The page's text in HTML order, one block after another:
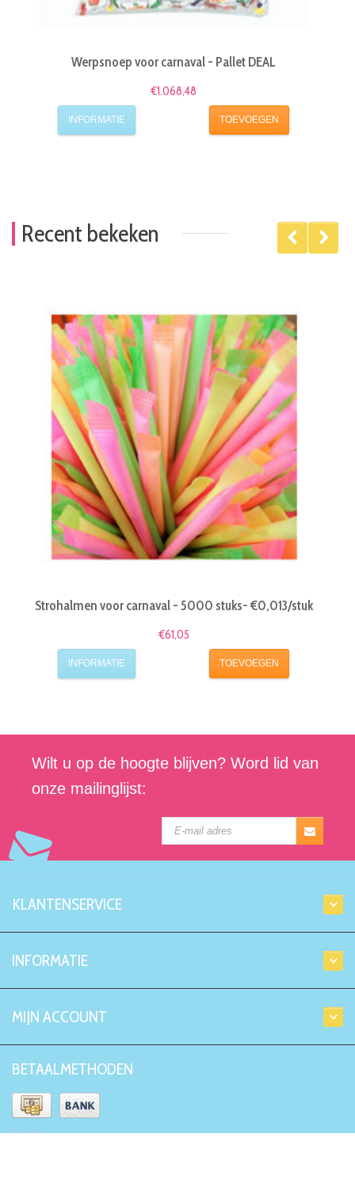
Werpsnoep voor carnaval - Pallet DEAL
€1.068,48
INFORMATIE TOEVOEGEN
Recent bekeken
Strohalmen voor carnaval - 5000 stuks- €0,013/stuk
€61,05
INFORMATIE TOEVOEGEN
Wilt u op de hoogte blijven? Word lid van
onze mailinglijst:
KLANTENSERVICE
INFORMATIE
MIJN ACCOUNT
BETAALMETHODEN
Kiyoh